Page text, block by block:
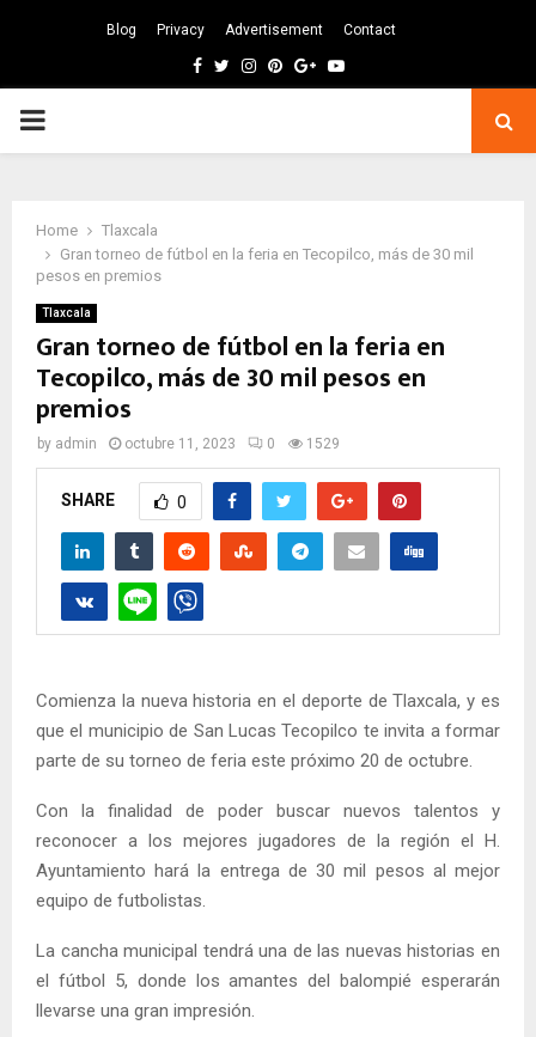
Blog Privacy Advertisement Contact
Facebook
TwitterInstagram
Pinterest
GoogleYoutube
PRIMARY
Home
Tlaxcala
Gran torneo de fútbol en la feria en Tecopilco, más de 30 mil
pesos en premios
Tlaxcala
Gran torneo de fútbol en la feria en
Tecopilco, más de 30 mil pesos en
premios
by admin octubre 11, 2023 0 1529
SHARE 0
Comienza la nueva historia en el deporte de Tlaxcala, y es
que el municipio de San Lucas Tecopilco te invita a formar
parte de su torneo de feria este próximo 20 de octubre.
Con la finalidad de poder buscar nuevos talentos y
reconocer a los mejores jugadores de la región el H.
Ayuntamiento hará la entrega de 30 mil pesos al mejor
equipo de futbolistas.
La cancha municipal tendrá una de las nuevas historias en
el fútbol 5, donde los amantes del balompié esperarán
llevarse una gran impresión.